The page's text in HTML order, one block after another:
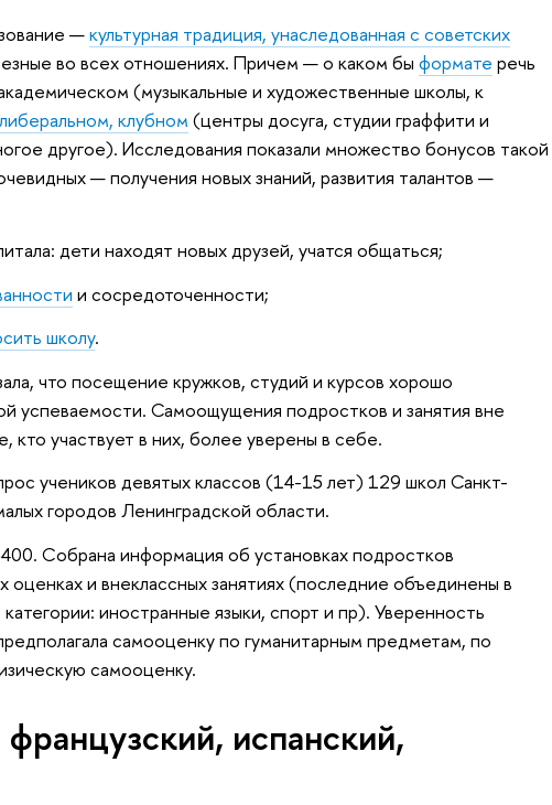
—культурная традиция, унаследованная с советских
во всех отношениях. Причем — о каком бы формате речь
(музыкальные и художественные школы, к
клубном (центры досуга, студии граффити и
другое). Исследования показали множество бонусов такой
— получения новых знаний, развития талантов —
дети находят новых друзей, учатся общаться;
и сосредоточенности;
школу.
что посещение кружков, студий и курсов хорошо
успеваемости. Самоощущения подростков и занятия вне
кто участвует в них, более уверены в себе.
учеников девятых классов (14-15 лет) 129 школ Санкт-
городов Ленинградской области.
Собрана информация об установках подростков
оценках и внеклассных занятиях (последние объединены в
иностранные языки, спорт и пр). Уверенность
самооценку по гуманитарным предметам, по
самооценку.
испанский,